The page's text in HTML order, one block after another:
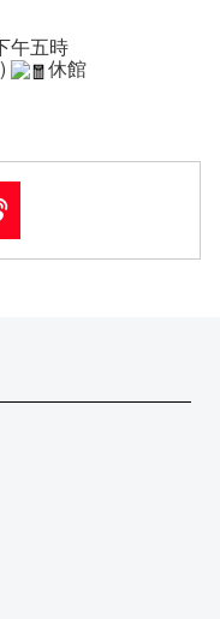
午五時
休館